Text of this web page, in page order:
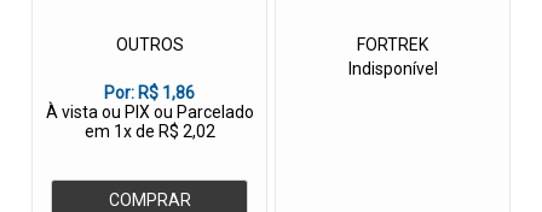
OUTROS
Por: R$ 1,86
À vista ou PIX ou Parcelado
em 1x de R$ 2,02
COMPRAR
FORTREK
Indisponível